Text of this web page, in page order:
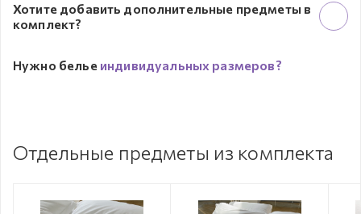
Хотите добавить дополнительные предметы в
комплект?
Нужно белье индивидуальных размеров?
Отдельные предметы из комплекта